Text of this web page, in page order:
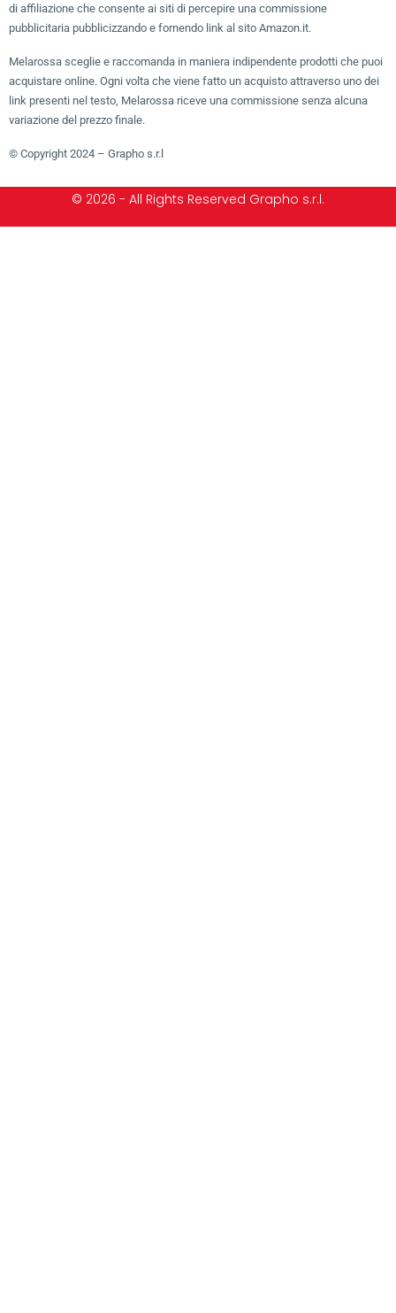
di affiliazione che consente ai siti di percepire una commissione
pubblicitaria pubblicizzando e fornendo link al sito Amazon.it.
Melarossa sceglie e raccomanda in maniera indipendente prodotti che puoi
acquistare online. Ogni volta che viene fatto un acquisto attraverso uno dei
link presenti nel testo, Melarossa riceve una commissione senza alcuna
variazione del prezzo finale.
© Copyright 2024 – Grapho s.r.l
© 2026 - All Rights Reserved Grapho s.r.l.